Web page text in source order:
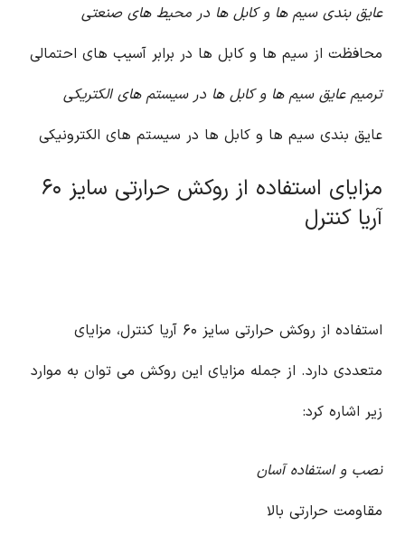
عایق بندی سیم ها و کابل ها در محیط های صنعتی
محافظت از سیم ها و کابل ها در برابر آسیب های احتمالی
ترمیم عایق سیم ها و کابل ها در سیستم های الکتریکی
عایق بندی سیم ها و کابل ها در سیستم های الکترونیکی
مزایای استفاده از روکش حرارتی سایز ۶۰
آریا کنترل
استفاده از روکش حرارتی سایز ۶۰ آریا کنترل، مزایای
متعددی دارد. از جمله مزایای این روکش می توان به موارد
زیر اشاره کرد:
نصب و استفاده آسان
مقاومت حرارتی بالا